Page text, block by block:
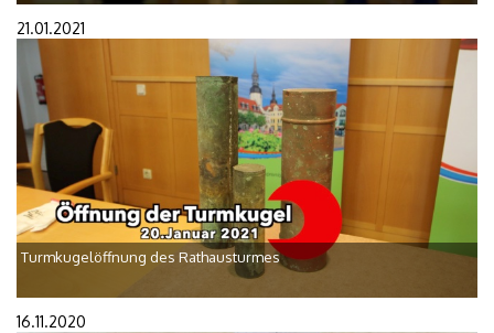
21.01.2021
Turmkugelöffnung des Rathausturmes
16.11.2020